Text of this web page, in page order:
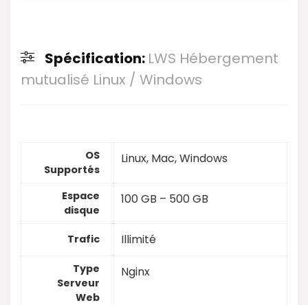
Spécification: LWS Hébergement
mutualisé Linux / Windows
OS
Supportés
Linux, Mac, Windows
Espace
disque
100 GB – 500 GB
Trafic Illimité
Type
Serveur
Web
Nginx